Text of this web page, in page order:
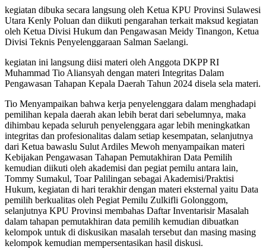
kegiatan dibuka secara langsung oleh Ketua KPU Provinsi Sulawesi
Utara Kenly Poluan dan diikuti pengarahan terkait maksud kegiatan
oleh Ketua Divisi Hukum dan Pengawasan Meidy Tinangon, Ketua
Divisi Teknis Penyelenggaraan Salman Saelangi.
kegiatan ini langsung diisi materi oleh Anggota DKPP RI
Muhammad Tio Aliansyah dengan materi Integritas Dalam
Pengawasan Tahapan Kepala Daerah Tahun 2024 disela sela materi.
Tio Menyampaikan bahwa kerja penyelenggara dalam menghadapi
pemilihan kepala daerah akan lebih berat dari sebelumnya, maka
dihimbau kepada seluruh penyelenggara agar lebih meningkatkan
integritas dan profesionalitas dalam setiap kesempatan, selanjutnya
dari Ketua bawaslu Sulut Ardiles Mewoh menyampaikan materi
Kebijakan Pengawasan Tahapan Pemutakhiran Data Pemilih
kemudian diikuti oleh akademisi dan pegiat pemilu antara lain,
Tommy Sumakul, Toar Palilingan sebagai Akademisi/Praktisi
Hukum, kegiatan di hari terakhir dengan materi eksternal yaitu Data
pemilih berkualitas oleh Pegiat Pemilu Zulkifli Golonggom,
selanjutnya KPU Provinsi membahas Daftar Inventarisir Masalah
dalam tahapan pemutakhiran data pemilih kemudian dibuatkan
kelompok untuk di diskusikan masalah tersebut dan masing masing
kelompok kemudian mempersentasikan hasil diskusi.